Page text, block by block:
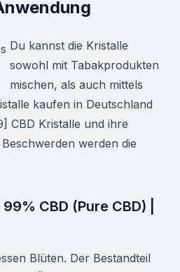
Du kannst die Kristalle
sowohl mit Tabakprodukten
mischen, als auch mittels
kaufen in Deutschland
CBD Kristalle und ihre
werden die
CBD (Pure CBD) |
Blüten. Der Bestandteil